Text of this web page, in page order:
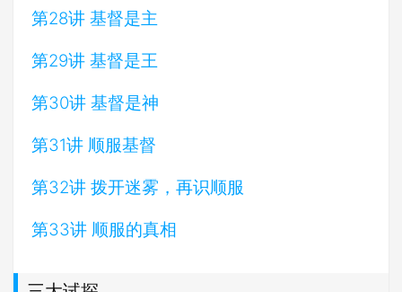
第28讲 基督是主
第29讲 基督是王
第30讲 基督是神
第31讲 顺服基督
第32讲 拨开迷雾，再识顺服
第33讲 顺服的真相